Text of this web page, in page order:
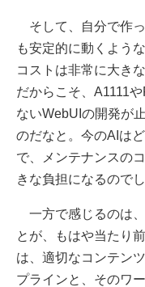
そして、自分で作
も安定的に動くよう
コストは非常に大き
だからこそ、A1111
ないWebUIの開発が
のだなと。今のAIは
で、メンテナンスの
きな負担になるのでし
一方で感じるのは
とが、もはや当たり
は、適切なコンテン
プラインと、そのワ